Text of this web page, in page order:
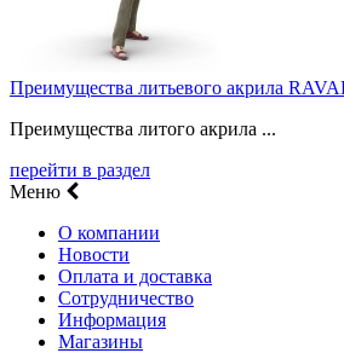
Преимущества литьевого акрила
Преимущества литого акрила ...
перейти в раздел
Меню
О компании
Новости
Оплата и доставка
Сотрудничество
Информация
Магазины